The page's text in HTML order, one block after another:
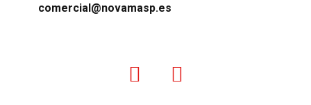
comercial@novamasp.es